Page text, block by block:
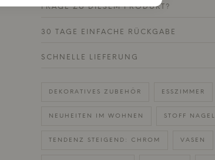
FRAGE ZU DIESEM PRODUKT?
30 TAGE EINFACHE RÜCKGABE
SCHNELLE LIEFERUNG
DEKORATIVES ZUBEHÖR ESSZIMMER
NEUHEITEN IM WOHNEN STOFF NAGEL
TENDENZ STEIGEND: CHROM VASEN